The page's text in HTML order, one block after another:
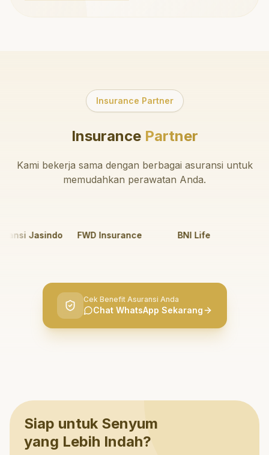
Insurance Partner
InsurancePartner
Kami bekerja sama dengan berbagai asuransi untuk
memudahkan perawatan Anda.
Jasindo FWD Insurance BNI Life
Cek Benefit Asuransi Anda
Chat WhatsApp Sekarang
Siap untuk Senyum
yang Lebih Indah?